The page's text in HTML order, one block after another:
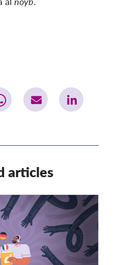
articles